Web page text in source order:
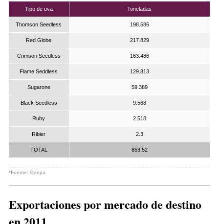
Tipo de uva Toneladas
Thomson Seedless 198.586
Red Globe 217.829
Crimson Seedless 163.486
Flame Seddless 129.813
Sugarone 59.389
Black Seedless 9.568
Ruby 2.518
Ribier 2.3
TOTAL 853.52
*Fuente: Odepa
Exportaciones por mercado de destino